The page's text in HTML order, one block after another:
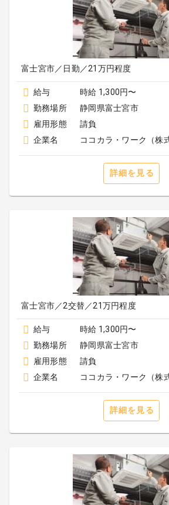
富士宮市／日勤／21万円程度
給与
時給 1,300円〜
勤務場所
静岡県富士宮市
雇用形態
請負
企業名
ココカラ・ワーク（株
詳細を見る
富士宮市／2交替／21万円程度
給与
時給 1,300円〜
勤務場所
静岡県富士宮市
雇用形態
請負
企業名
ココカラ・ワーク（株
詳細を見る